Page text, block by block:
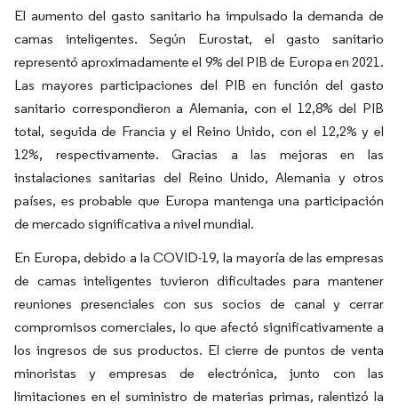
El aumento del gasto sanitario ha impulsado la demanda de
camas inteligentes. Según Eurostat, el gasto sanitario
representó aproximadamente el 9% del PIB de Europa en 2021.
Las mayores participaciones del PIB en función del gasto
sanitario correspondieron a Alemania, con el 12,8% del PIB
total, seguida de Francia y el Reino Unido, con el 12,2% y el
12%, respectivamente. Gracias a las mejoras en las
instalaciones sanitarias del Reino Unido, Alemania y otros
países, es probable que Europa mantenga una participación
de mercado significativa a nivel mundial.
En Europa, debido a la COVID-19, la mayoría de las empresas
de camas inteligentes tuvieron dificultades para mantener
reuniones presenciales con sus socios de canal y cerrar
compromisos comerciales, lo que afectó significativamente a
los ingresos de sus productos. El cierre de puntos de venta
minoristas y empresas de electrónica, junto con las
limitaciones en el suministro de materias primas, ralentizó la